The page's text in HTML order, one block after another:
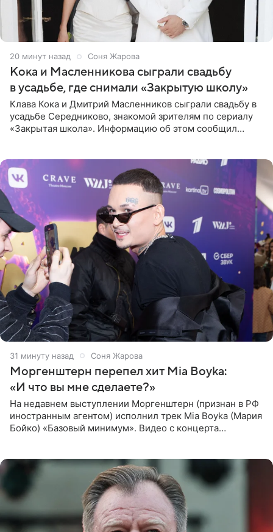
20 минут назад Соня Жарова
Кока и Масленникова сыграли свадьбу
в усадьбе, где снимали «Закрытую школу»
Клава Кока и Дмитрий Масленников сыграли свадьбу в
усадьбе Середниково, знакомой зрителям по сериалу
«Закрытая школа». Информацию об этом сообщил
31 минуту назад Соня Жарова
Моргенштерн перепел хит Mia Boyka:
«И что вы мне сделаете?»
На недавнем выступлении Моргенштерн (признан в РФ
иностранным агентом) исполнил трек Mia Boyka (Мария
Бойко) «Базовый минимум». Видео с концерта